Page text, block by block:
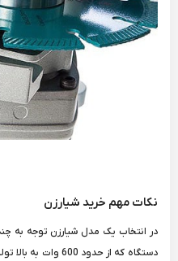
نکات مهم خرید شیارزن
در انتخاب یک مدل شیارزن توجه به
دستگاه که از حدود